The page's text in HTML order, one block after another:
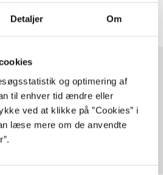
Detaljer Om
og optimering af
til enhver tid ændre eller
ved at klikke på ”Cookies” i
læse mere om de anvendte
emner